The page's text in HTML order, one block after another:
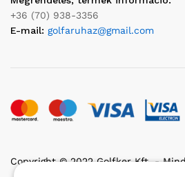
+36 (70) 938-3356
E-mail: golfaruhaz@gmail.com
Copyright © 2022 Golfker Kft. -